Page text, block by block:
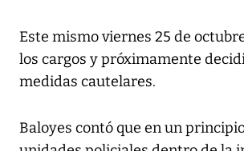
Este mismo viernes 25 de
los cargos y próximamente
medidas cautelares.
Baloyes contó que en un